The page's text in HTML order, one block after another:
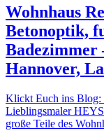
Wohnhaus
Betonoptik,
Hannover,
Klickt Euch ins Blog:
Lieblingsmaler
große Teile des